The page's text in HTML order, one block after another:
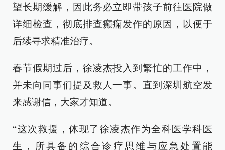
望长期缓解，因此务必立即带孩子前往医院做
详细检查，彻底排查癫痫发作的原因，以便于
后续寻求精准治疗。
春节假期过后，徐凌杰投入到繁忙的工作中，
并未向同事们提及救人一事。直到深圳航空发
来感谢信，大家才知道。
“这次救援，体现了徐凌杰作为全科医学科医
生，所具备的综合诊疗思维与应急处置能